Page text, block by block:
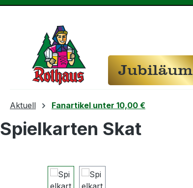
Jubiläum
Aktuell Fanartikel unter 10,00 €
Spielkarten Skat
Bildergalerie überspringen